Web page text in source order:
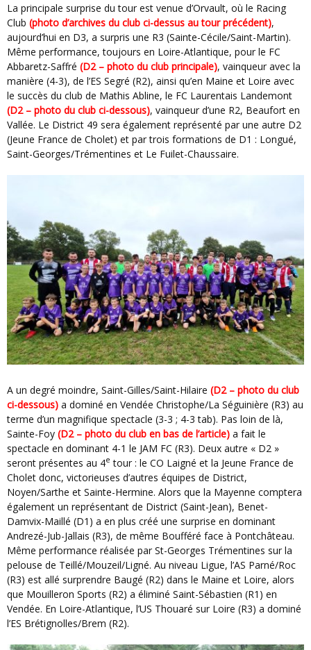
La principale surprise du tour est venue d’Orvault, où le Racing
Club (photo d’archives du club ci-dessus au tour précédent),
aujourd’hui en D3, a surpris une R3 (Sainte-Cécile/Saint-Martin).
Même performance, toujours en Loire-Atlantique, pour le FC
Abbaretz-Saffré (D2 – photo du club principale), vainqueur avec la
manière (4-3), de l’ES Segré (R2), ainsi qu’en Maine et Loire avec
le succès du club de Mathis Abline, le FC Laurentais Landemont
(D2 – photo du club ci-dessous), vainqueur d’une R2, Beaufort en
Vallée. Le District 49 sera également représenté par une autre D2
(Jeune France de Cholet) et par trois formations de D1 : Longué,
Saint-Georges/Trémentines et Le Fuilet-Chaussaire.
A un degré moindre, Saint-Gilles/Saint-Hilaire (D2 – photo du club
ci-dessous) a dominé en Vendée Christophe/La Séguinière (R3) au
terme d’un magnifique spectacle (3-3 ; 4-3 tab). Pas loin de là,
Sainte-Foy (D2 – photo du club en bas de l’article) a fait le
spectacle en dominant 4-1 le JAM FC (R3). Deux autre « D2 »
seront présentes au 4e tour : le CO Laigné et la Jeune France de
Cholet donc, victorieuses d’autres équipes de District,
Noyen/Sarthe et Sainte-Hermine. Alors que la Mayenne comptera
également un représentant de District (Saint-Jean), Benet-
Damvix-Maillé (D1) a en plus créé une surprise en dominant
Andrezé-Jub-Jallais (R3), de même Boufféré face à Pontchâteau.
Même performance réalisée par St-Georges Trémentines sur la
pelouse de Teillé/Mouzeil/Ligné. Au niveau Ligue, l’AS Parné/Roc
(R3) est allé surprendre Baugé (R2) dans le Maine et Loire, alors
que Mouilleron Sports (R2) a éliminé Saint-Sébastien (R1) en
Vendée. En Loire-Atlantique, l’US Thouaré sur Loire (R3) a dominé
l’ES Brétignolles/Brem (R2).